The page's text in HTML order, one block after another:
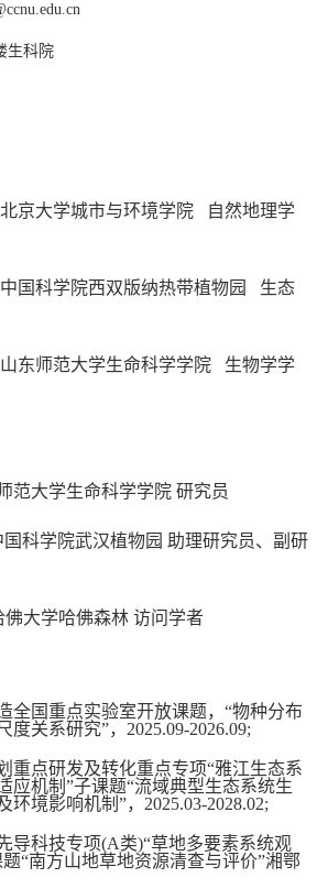
生科院
京大学城市与环境学院
自然地理学
中国科学院西双版纳热带植物园 生态
山东师范大学生命科学学院 生物学学
范大学生命科学学院 研究员
国科学院武汉植物园 助理研究员、副研
佛大学哈佛森林 访问学者
全国重点实验室开放课题， “物种分布
度关系研究”，2025.09-2026.09;
重点研发及转化重点专项“雅江生态系
应机制”子课题“流域典型生态系统生
环境影响机制”，2025.03-2028.02;
导科技专项(A类)“草地多要素系统观
题“南方山地草地资源清查与评价”湘鄂